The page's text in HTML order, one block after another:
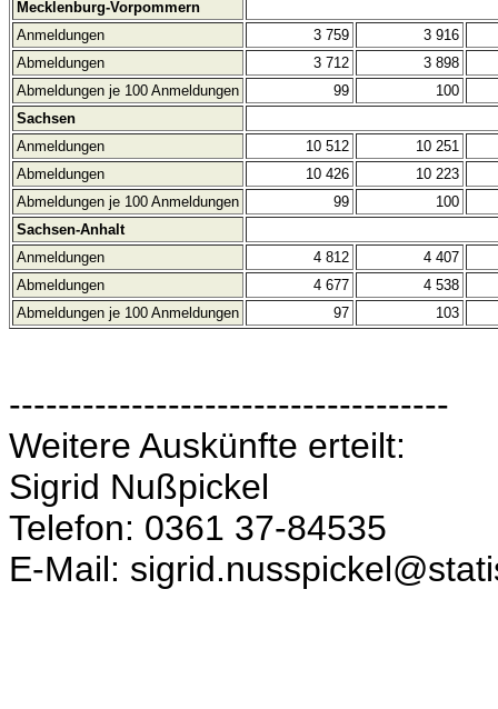
Mecklenburg-Vorpommern
Anmeldungen
3 759
3 916
Abmeldungen
3 712
3 898
Abmeldungen je 100 Anmeldungen
99
100
Sachsen
Anmeldungen
10 512
10 251
Abmeldungen
10 426
10 223
Abmeldungen je 100 Anmeldungen
99
100
Sachsen-Anhalt
Anmeldungen
4 812
4 407
Abmeldungen
4 677
4 538
Abmeldungen je 100 Anmeldungen
97 103
------------------------------------
Weitere Auskünfte erteilt:
Sigrid Nußpickel
Telefon: 0361 37-84535
E-Mail: